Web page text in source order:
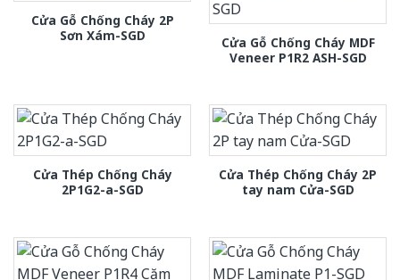
Cửa Gỗ Chống Cháy 2P
Sơn Xám-SGD
Cửa Gỗ Chống Cháy MDF
Veneer P1R2 ASH-SGD
Cửa Thép Chống Cháy
2P1G2-a-SGD
Cửa Thép Chống Cháy 2P
tay nam Cửa-SGD